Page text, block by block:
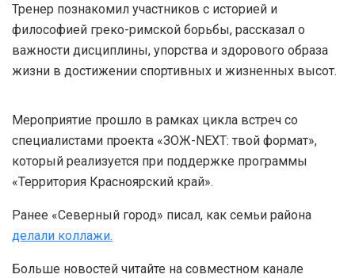
Тренер познакомил участников с историей и
философией греко-римской борьбы, рассказал о
важности дисциплины, упорства и здорового образа
жизни в достижении спортивных и жизненных высот.
Мероприятие прошло в рамках цикла встреч со
специалистами проекта «ЗОЖ-NEXT: твой формат»,
который реализуется при поддержке программы
«Территория Красноярский край».
Ранее «Северный город» писал, как семьи района
делали коллажи.
Больше новостей читайте на совместном канале